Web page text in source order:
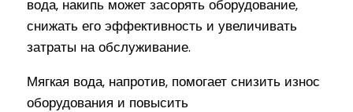
вода, накипь может засорять оборудование,
снижать его эффективность и увеличивать
затраты на обслуживание.
Мягкая вода, напротив, помогает снизить износ
оборудования и повысить